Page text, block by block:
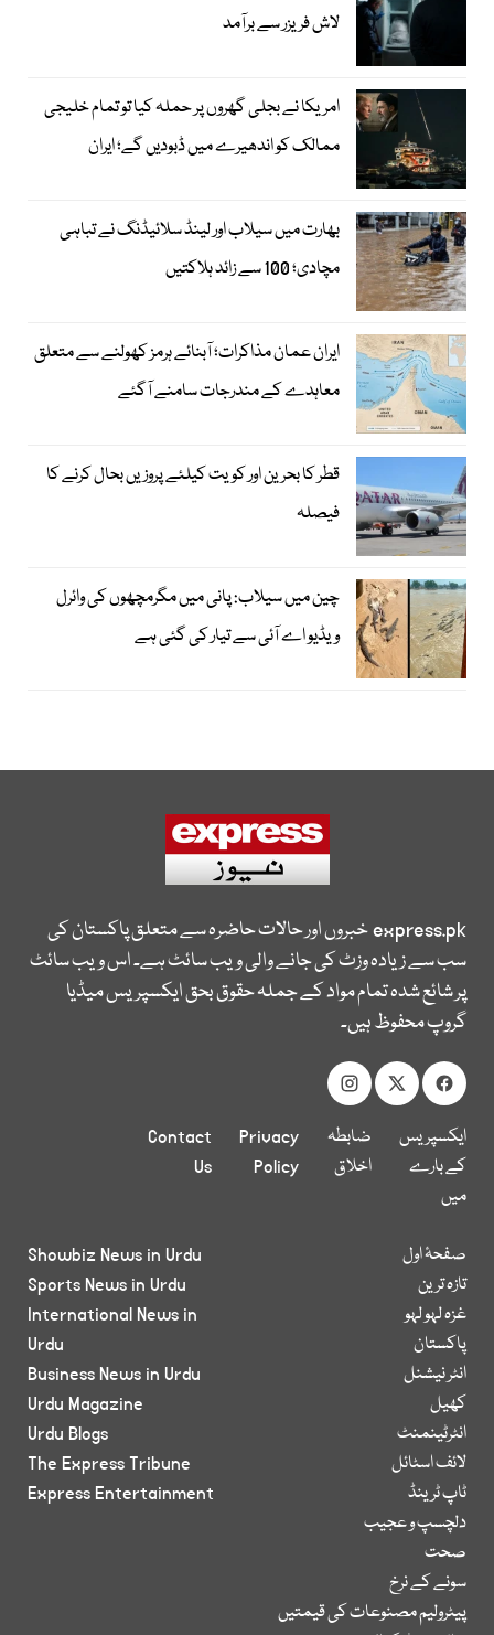
لاش فریزر سے برآمد
امریکا نے بجلی گھروں پر حملہ کیا تو تمام خلیجی
ممالک کو اندھیرے میں ڈبودیں گے؛ ایران
بھارت میں سیلاب اور لینڈ سلائیڈنگ نے تباہی
مچادی؛ 100 سے زائد ہلاکتیں
ایران عمان مذاکرات؛ آبنائے ہرمز کھولنے سے متعلق
معاہدے کے مندرجات سامنے آگئے
قطر کا بحرین اور کویت کیلئے پروزیں بحال کرنے کا
فیصلہ
چین میں سیلاب: پانی میں مگرمچھوں کی وائرل
ویڈیو اے آئی سے تیار کی گئی ہے
express.pkخبروں اور حالات حاضرہ سے متعلق پاکستان کی
سب سے زیادہ وزٹ کی جانے والی ویب سائٹ ہے۔ اس ویب سائٹ
پر شائع شدہ تمام مواد کے جملہ حقوق بحق ایکسپریس میڈیا
گروپ محفوظ ہیں۔
ایکسپریس
کے بارے
میں
ضابطہ
اخلاق
Privacy
Policy
Contact
Us
صفحۂ اول
تازہ ترین
غزہ لہو لہو
پاکستان
انٹر نیشنل
کھیل
انٹرٹینمنٹ
لائف اسٹائل
ٹاپ ٹرینڈ
دلچسپ و عجیب
صحت
سونے کے نرخ
پیٹرولیم مصنوعات کی قیمتیں
Showbiz News in Urdu
Sports News in Urdu
International News in
Urdu
Business News in Urdu
Urdu Magazine
Urdu Blogs
The Express Tribune
Express Entertainment